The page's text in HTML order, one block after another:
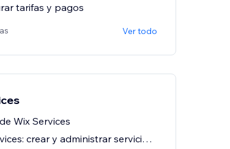
tarifas y pagos
Ver todo
Wix Services
Wix Services: crear y administrar servicios de consulta